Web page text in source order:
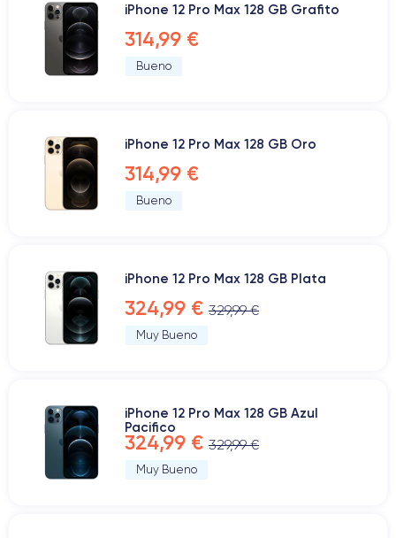
iPhone 12 Pro Max 128 GB Grafito
314,99 €
Bueno
iPhone 12 Pro Max 128 GB Oro
314,99 €
Bueno
iPhone 12 Pro Max 128 GB Plata
324,99 € 329,99 €
Muy Bueno
iPhone 12 Pro Max 128 GB Azul
Pacifico
324,99 € 329,99 €
Muy Bueno